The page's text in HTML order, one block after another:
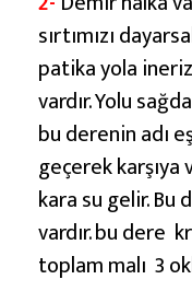
i
v
e
A
n
l
a
m
sırtımızı
patika yola
vardır. Yolu
bu derenin adı
geçerek karşıya
kara su gelir. Bu
vardır. bu dere
toplam malı 3